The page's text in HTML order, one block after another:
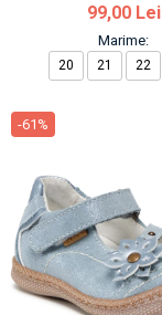
99,00 Lei
Marime:
20 21 22
-61%